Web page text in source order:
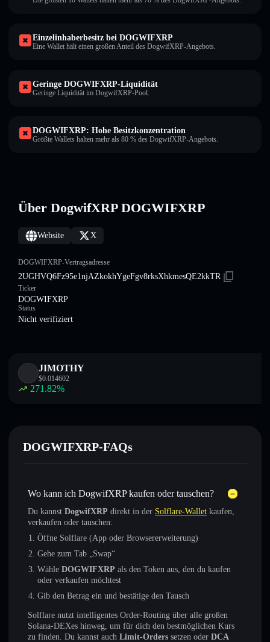
Einzelinhaberbesitz bei DOGWIFXRP
Eine Wallet hält einen großen Anteil des DogwifXRP-Angebots.
Geringe DOGWIFXRP-Liquidität
Geringe Liquidität im DogwifXRP-Pool.
DOGWIFXRP: Hohe Besitzkonzentration
Größte Wallets halten mehr als 80 % des DogwifXRP-Angebots.
Über DogwifXRP DOGWIFXRP
Website X
DOGWIFXRP-Vertragsadresse
2UGHVQ6Fz95e1njAZkokhYgeFgv8rksXhkmesQE2kkTR
Ticker
DOGWIFXRP
Status
Nicht verifiziert
JIMOTHY
$0.014602
271.82%
DOGWIFXRP-FAQs
Wo kann ich DogwifXRP kaufen oder tauschen?
Du kannst DogwifXRP direkt in der Solflare-Wallet kaufen,
verkaufen oder tauschen:
Öffne Solflare (App oder Browsererweiterung)
Gehe zum Tab „Swap“
Wähle DOGWIFXRP als den Token aus, den du kaufen
oder verkaufen möchtest
Gib den Betrag ein und bestätige den Tausch
Solflare nutzt intelligentes Order-Routing über alle großen
Solana-DEXes hinweg, um für dich den bestmöglichen Kurs
zu finden. Du kannst auch Limit-Orders setzen oder DCA